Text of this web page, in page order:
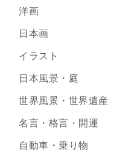
洋画
日本画
イラスト
日本風景・庭
世界風景・世界遺産
名言・格言・開運
自動車・乗り物